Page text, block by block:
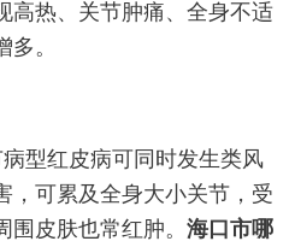
高热、关节肿痛、全身不适
。
红皮病可同时发生类风
，可累及全身大小关节，受
皮肤也常红肿。 海口市哪